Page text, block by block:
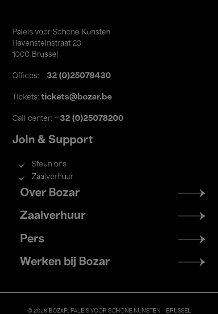
Paleis voor Schone Kunsten
Ravensteinstraat 23
1000 Brussel
Offices: +32 (0)25078430
Tickets: tickets@bozar.be
Call center: +32 (0)25078200
Join & Support
Steun ons
Zaalverhuur
Footer
menu
Over Bozar
Zaalverhuur
Pers
Werken bij Bozar
© 2026 BOZAR. PALEIS VOOR SCHONE KUNSTEN - BRUSSEL